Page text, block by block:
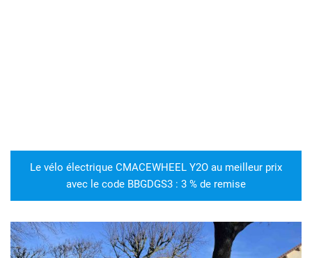
Le vélo électrique CMACEWHEEL Y2O au meilleur prix
avec le code BBGDGS3 : 3 % de remise